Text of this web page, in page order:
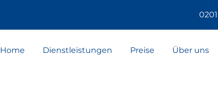
Home Dienstleistungen Preise Über uns